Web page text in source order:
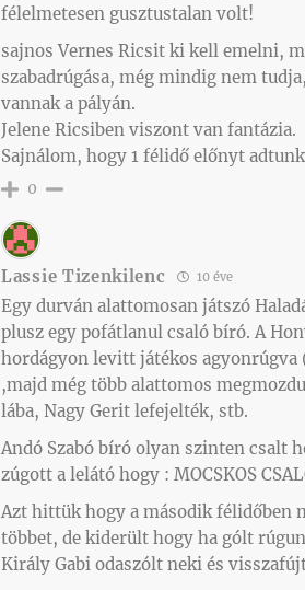
félelmetesen gusztustalan volt!
sajnos Vernes Ricsit ki kell emelni,
szabadrúgása, még mindig nem
vannak a pályán.
Jelene Ricsiben viszont van fantázia.
Sajnálom, hogy 1 félidő előnyt
0
Lassie Tizenkilenc 10 éve
Egy durván alattomosan játszó
plusz egy pofátlanul csaló bíró. A
hordágyon levitt játékos
,majd még több alattomos
lába, Nagy Gerit lefejelték, stb.
Andó Szabó bíró olyan szinten csalt
zúgott a lelátó hogy : MOCSKOS
Azt hittük hogy a második félidőben
többet, de kiderült hogy ha gólt
Király Gabi odaszólt neki és